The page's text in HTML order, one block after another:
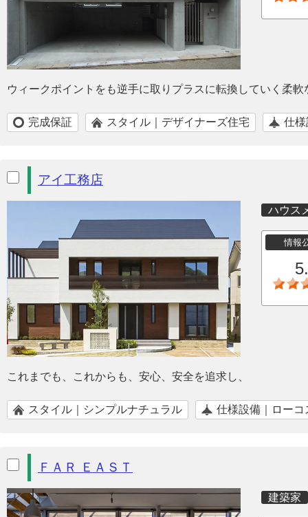
ウィークポイントをも逆手に取りプラスに転換していく柔
完成保証 スタイル｜デザイナーズ住宅 仕
アイ工務店
ハウス
情報
これまでも、これからも、安心、安全を追求し、
スタイル｜シンプルナチュラル 仕様設備｜ローコ
ＦＡＲ ＥＡＳＴ
建築家